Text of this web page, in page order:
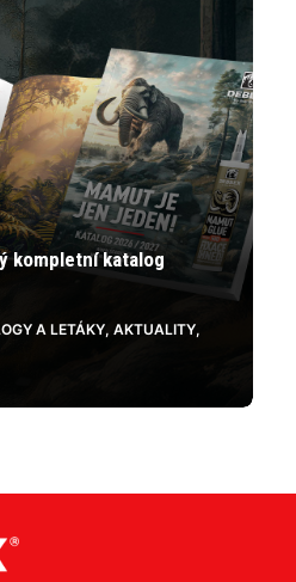
kompletní katalog
A LETÁKY, AKTUALITY,